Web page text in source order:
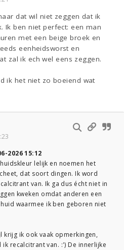
dat wil niet zeggen dat ik
Ik ben niet perfect: een man
met een beige broek en
eenheidsworst en
zal ik ech wel eens zeggen.
ik het niet zo boeiend wat
2026 15:12
lelijk en noemen het
dat soort dingen. Ik word
van. Ik ga dus écht niet in
kweken omdat anderen een
waarmee ik ben geboren niet
krijg ik ook vaak opmerkingen,
recalcitrant van. :') De innerlijke